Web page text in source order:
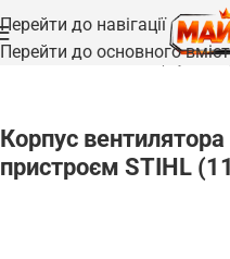
Перейти до навігації
Перейти до основного
Головна /Запчастини/Корпуси та
Корпус
пристроєм STIHL